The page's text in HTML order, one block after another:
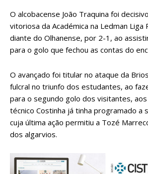
O alcobacense João Traquina foi
vitoriosa da Académica na Ledman
diante do Olhanense, por 2-1, ao
para o golo que fechou as contas do
O avançado foi titular no ataque da
fulcral no triunfo dos estudantes, ao
para o segundo golo dos visitantes,
técnico Costinha já tinha programado a
cuja última ação permitiu a Tozé
dos algarvios.